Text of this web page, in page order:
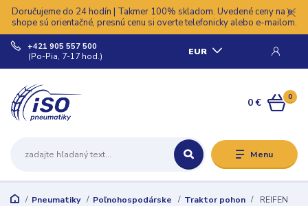
Doručujeme do 24 hodín | Takmer 100% skladom. Uvedené ceny na e-
shope sú orientačné, presnú cenu si overte telefonicky alebo e-mailom.
Menu
EUR
+421 905 557 500
(Po-Pia, 7-17 hod.)
0
0 €
Pneumatiky Poľnohospodárske Traktor pohon
REIFEN